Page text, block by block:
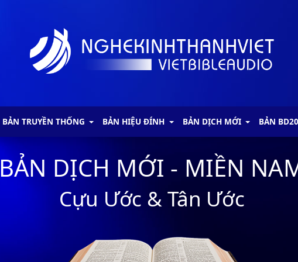
BẢN TRUYỀN THỐNG BẢN HIỆU ĐÍNH BẢN DỊCH MỚI BẢN
BẢN DỊCH MỚI - MIỀN
Cựu Ước & Tân Ước